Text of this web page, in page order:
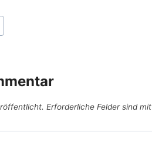
Erforderliche Felder sind mit